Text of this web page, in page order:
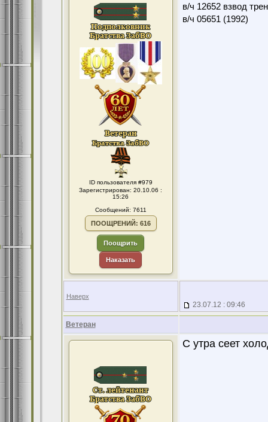
ID пользователя #979
Зарегистрирован: 20.10.06 :
15:26
Сообщений: 7611
ПООЩРЕНИЙ: 616
Поощрить
Наказать
в/ч 12652 взвод
в/ч 05651 (1992)
Наверх
23.07.12 : 09:46
Ветеран
С утра сеет